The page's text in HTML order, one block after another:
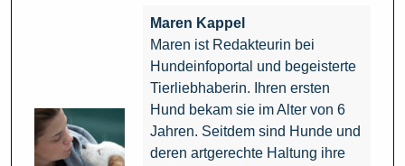
Maren Kappel
Maren ist Redakteurin bei
Hundeinfoportal und begeisterte
Tierliebhaberin. Ihren ersten
Hund bekam sie im Alter von 6
Jahren. Seitdem sind Hunde und
deren artgerechte Haltung ihre